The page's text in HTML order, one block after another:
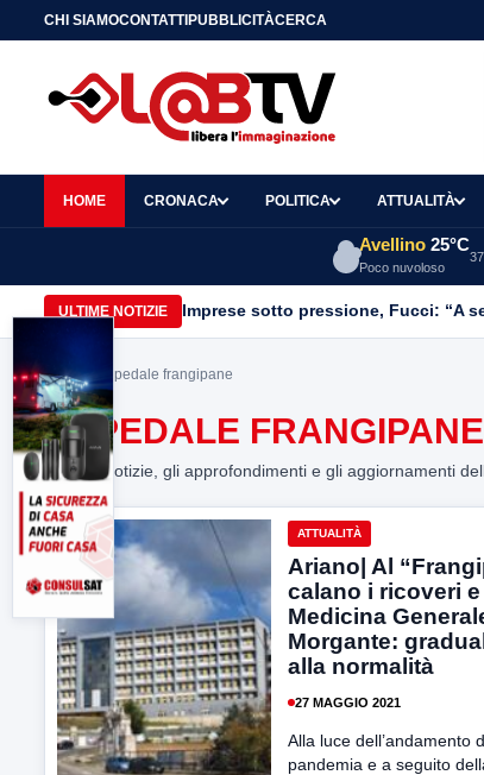
CHI SIAMOCONTATTIPUBBLICITÀCERCA
HOME CRONACA POLITICA ATTUALITÀ
Avellino 25°C
Poco nuvoloso
ULTIME NOTIZIE Imprese sotto pressione, Fucci: “A
Home> ospedale frangipane
OSPEDALE FRANGIPANE
Tutte le notizie, gli approfondimenti e gli aggiornamenti
ATTUALITÀ
Ariano| Al
calano i ricoveri
Medicina
Morgante:
alla normalità
27 MAGGIO 2021
Alla luce dell’andamento
pandemia e a seguito